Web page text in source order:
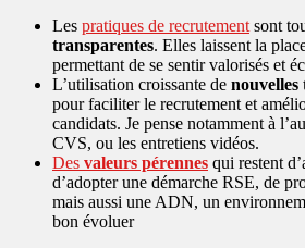
Les pratiques de recrutement sont
transparentes. Elles laissent la
permettant de se sentir valorisés et
L’utilisation croissante de nouvelles
pour faciliter le recrutement et
candidats. Je pense notamment à
CVS, ou les entretiens vidéos.
Des valeurs pérennes qui restent
d’adopter une démarche RSE, de
mais aussi une ADN, un
bon évoluer